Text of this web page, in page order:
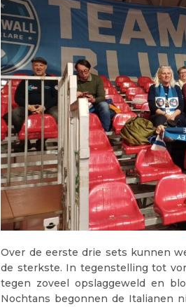
Over de eerste drie sets kunnen
de sterkste. In tegenstelling tot
tegen zoveel opslaggeweld en
Nochtans begonnen de Italianen